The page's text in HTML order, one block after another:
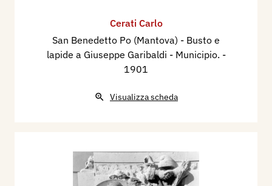
Cerati Carlo
San Benedetto Po (Mantova) - Busto e
lapide a Giuseppe Garibaldi - Municipio. -
1901
Visualizza scheda